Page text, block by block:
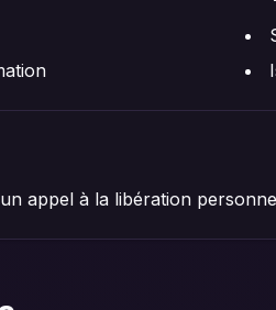
appel à la libération